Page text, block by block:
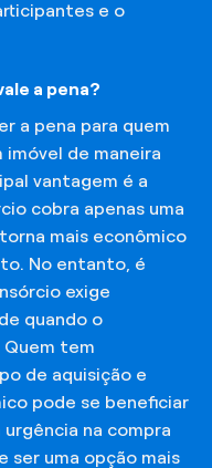
e o
a pena?
a pena para quem
imóvel de maneira
vantagem é a
cobra apenas uma
mais econômico
No entanto, é
exige
quando o
tem
de aquisição e
pode se beneficiar
na compra
ser uma opção mais